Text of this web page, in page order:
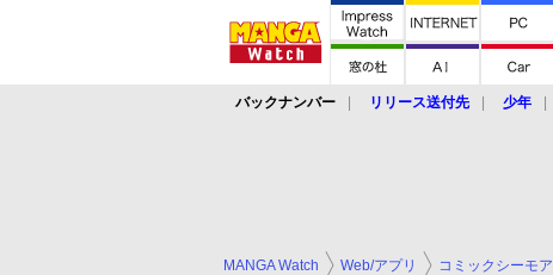
バックナンバー リリース送付先 少年
MANGA Watch Web/アプリ コミックシーモア